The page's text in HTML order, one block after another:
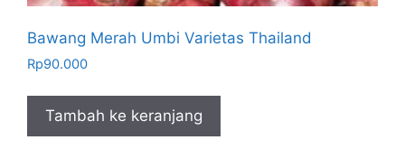
Bawang Merah Umbi Varietas Thailand
Rp90.000
Tambah ke keranjang